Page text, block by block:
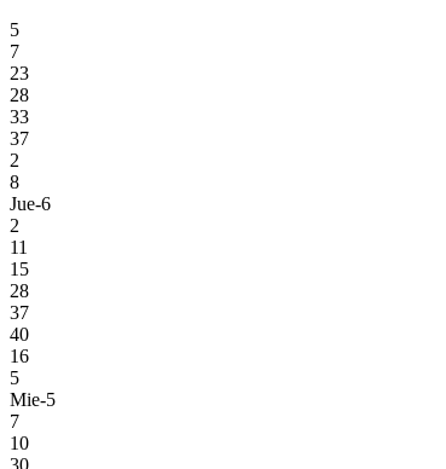
5
7
23
28
33
37
2
8
Jue-6
2
11
15
28
37
40
16
5
Mie-5
7
10
30